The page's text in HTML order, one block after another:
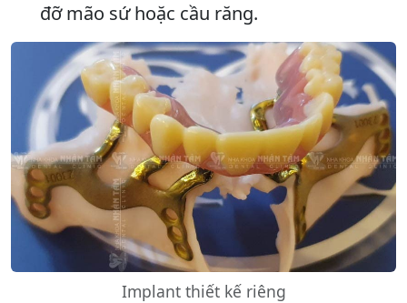
đỡ mão sứ hoặc cầu răng.
Implant thiết kế riêng